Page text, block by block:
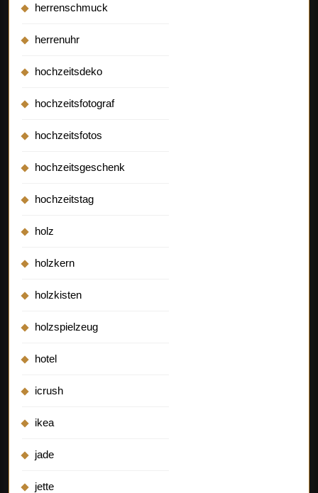
herrenschmuck
herrenuhr
hochzeitsdeko
hochzeitsfotograf
hochzeitsfotos
hochzeitsgeschenk
hochzeitstag
holz
holzkern
holzkisten
holzspielzeug
hotel
icrush
ikea
jade
jette